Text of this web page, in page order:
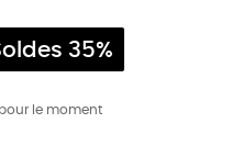
35%
le moment